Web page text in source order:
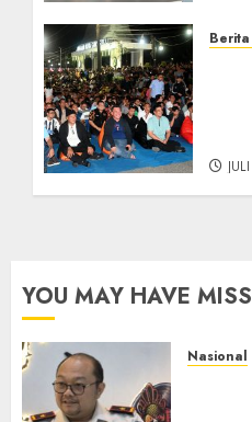
YOU MAY HAVE
Nasional